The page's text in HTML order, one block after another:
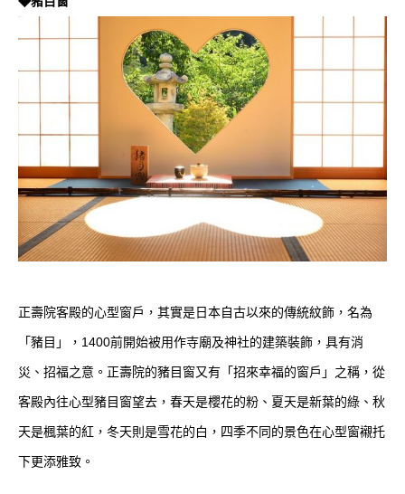
正壽院客殿的心型窗戶，其實是日本自古以來的傳統紋飾，名為
「豬目」，1400前開始被用作寺廟及神社的建築裝飾，具有消
災、招福之意。正壽院的豬目窗又有「招來幸福的窗戶」之稱，從
客殿內往心型豬目窗望去，春天是櫻花的粉、夏天是新葉的綠、秋
天是楓葉的紅，冬天則是雪花的白，四季不同的景色在心型窗襯托
下更添雅致。